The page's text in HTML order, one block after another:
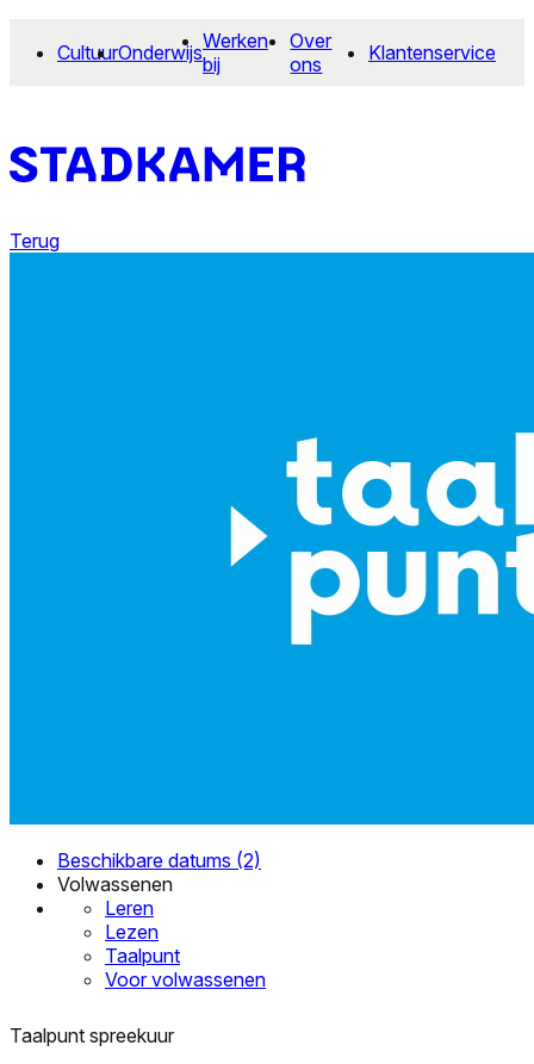
CultuurOnderwijsWerken
bij
Over
ons
Klantenservice
Terug
Beschikbare datums (2)
Volwassenen
Leren
Lezen
Taalpunt
Voor volwassenen
Taalpunt spreekuur